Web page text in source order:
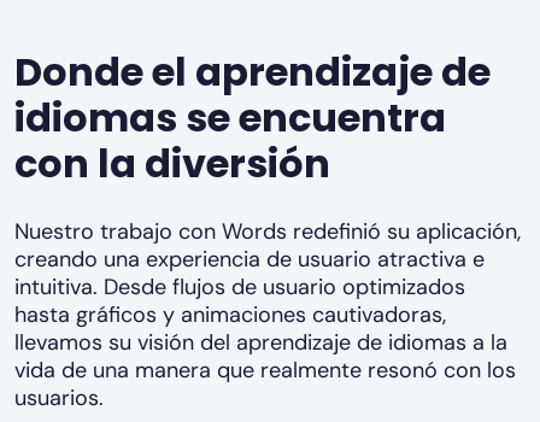
Donde el aprendizaje de
idiomas se encuentra
con la diversión
Nuestro trabajo con Words redefinió su aplicación,
creando una experiencia de usuario atractiva e
intuitiva. Desde flujos de usuario optimizados
hasta gráficos y animaciones cautivadoras,
llevamos su visión del aprendizaje de idiomas a la
vida de una manera que realmente resonó con los
usuarios.